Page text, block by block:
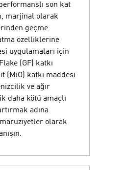
son kat
marjinal olarak
geçme
özelliklerine
uygulamaları için
(GF) katkı
(MiO) katkı maddesi
ve ağır
daha kötü amaçlı
adına
olarak